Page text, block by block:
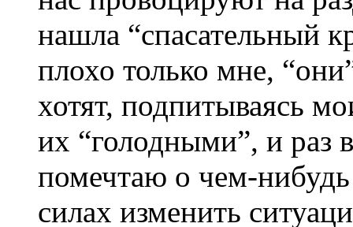
нашла “спасательный
плохо только мне,
хотят, подпитываясь
их “голодными”, и раз
помечтаю о чем-
силах изменить